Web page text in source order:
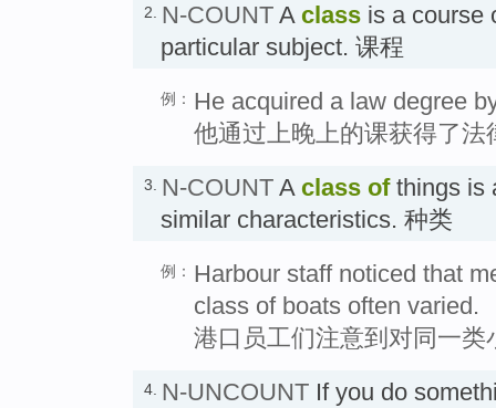
2. N-COUNT A class is a course
particular subject. 课程
例： He acquired a law degree
他通过上晚上的课获得了法
3. N-COUNT A class ofthings is
similar characteristics. 种类
例： Harbour staff noticed that
class of boats often varied.
港口员工们注意到对同一
4. N-UNCOUNT If you do